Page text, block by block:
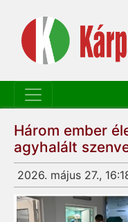
Három ember
agyhalált
2026. május 27.,